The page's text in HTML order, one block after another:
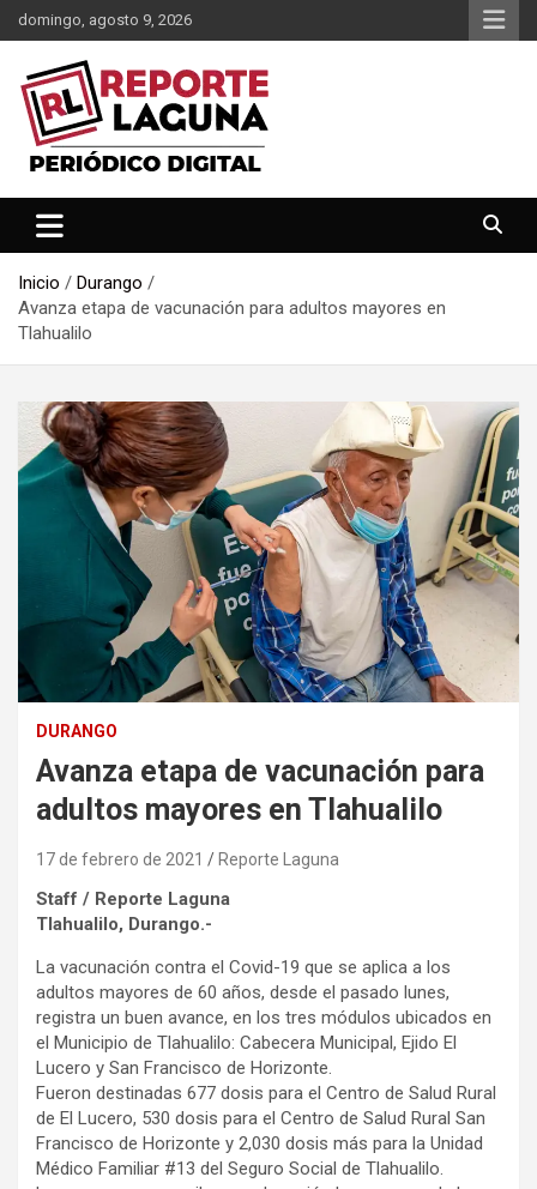
Saltar
al
contenido
domingo, agosto 9, 2026
Reporte Laguna
Inicio
Durango
Avanza etapa de vacunación para adultos mayores en
Tlahualilo
DURANGO
Avanza etapa de vacunación para
adultos mayores en Tlahualilo
17 de febrero de 2021 Reporte Laguna
Staff / Reporte Laguna
Tlahualilo, Durango.-
La vacunación contra el Covid-19 que se aplica a los
adultos mayores de 60 años, desde el pasado lunes,
registra un buen avance, en los tres módulos ubicados en
el Municipio de Tlahualilo: Cabecera Municipal, Ejido El
Lucero y San Francisco de Horizonte.
Fueron destinadas 677 dosis para el Centro de Salud Rural
de El Lucero, 530 dosis para el Centro de Salud Rural San
Francisco de Horizonte y 2,030 dosis más para la Unidad
Médico Familiar #13 del Seguro Social de Tlahualilo.